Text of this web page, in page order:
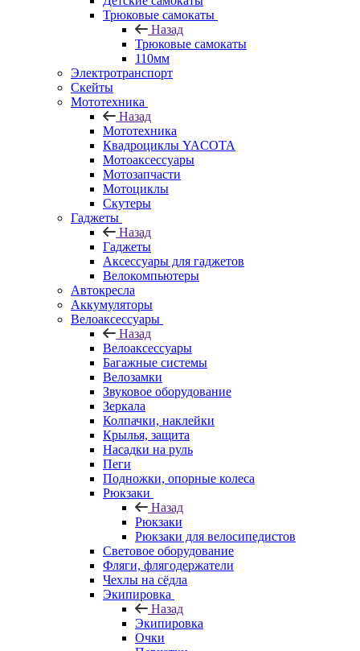
Трюковые самокаты
Назад
Трюковые самокаты
110мм
Электротранспорт
Скейты
Мототехника
Назад
Мототехника
Квадроциклы YACOTA
Мотоаксессуары
Мотозапчасти
Мотоциклы
Скутеры
Гаджеты
Назад
Гаджеты
Аксессуары для гаджетов
Велокомпьютеры
Автокресла
Аккумуляторы
Велоаксессуары
Назад
Велоаксессуары
Багажные системы
Велозамки
Звуковое оборудование
Зеркала
Колпачки, наклейки
Крылья, защита
Насадки на руль
Пеги
Подножки, опорные колеса
Рюкзаки
Назад
Рюкзаки
Рюкзаки для велосипедистов
Световое оборудование
Фляги, флягодержатели
Чехлы на сёдла
Экипировка
Назад
Экипировка
Очки